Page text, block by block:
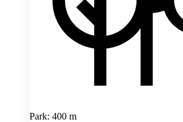
Park: 400 m